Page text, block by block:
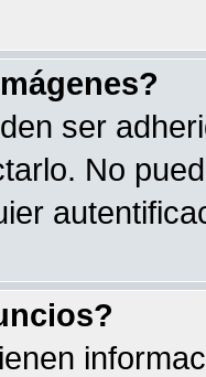
ser
No